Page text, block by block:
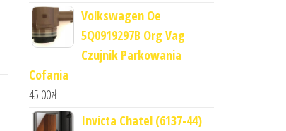
Volkswagen Oe
5Q0919297B Org Vag
Czujnik Parkowania
Cofania
45.00zł
Invicta Chatel (6137-44)